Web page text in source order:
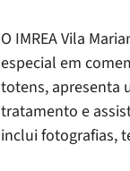
O IMREA Vila
especial em
totens, apresenta
tratamento e
inclui fotografias,